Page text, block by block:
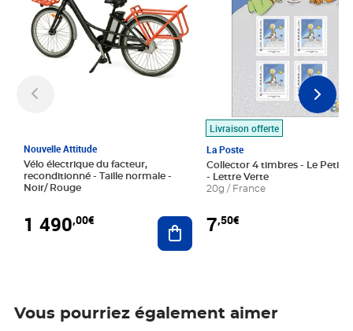
Nouvelle Attitude
Vélo électrique du facteur,
reconditionné - Taille normale -
Noir/ Rouge
1 490,00€ Ajouter au panier
Livraison offerte
La Poste
Collector 4 timbres - Le Petit
- Lettre Verte
20g / France
7,50€
Vous pourriez également aimer